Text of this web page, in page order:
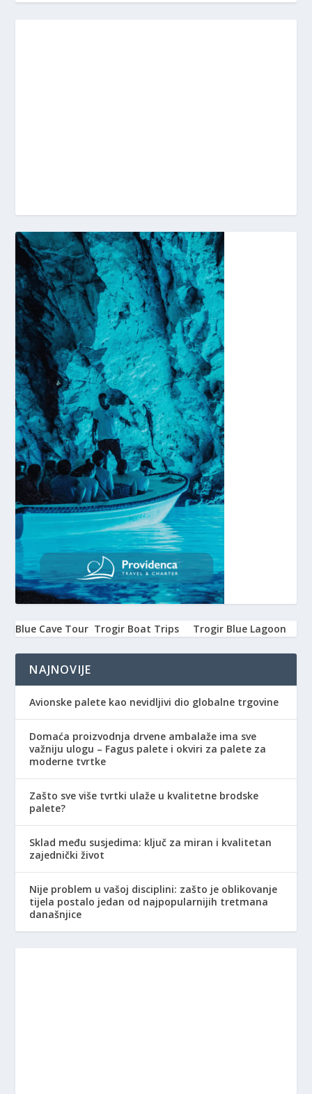
Blue Cave Tour Trogir Boat Trips Trogir Blue Lagoon
NAJNOVIJE
Avionske palete kao nevidljivi dio globalne trgovine
Domaća proizvodnja drvene ambalaže ima sve
važniju ulogu – Fagus palete i okviri za palete za
moderne tvrtke
Zašto sve više tvrtki ulaže u kvalitetne brodske
palete?
Sklad među susjedima: ključ za miran i kvalitetan
zajednički život
Nije problem u vašoj disciplini: zašto je oblikovanje
tijela postalo jedan od najpopularnijih tretmana
današnjice